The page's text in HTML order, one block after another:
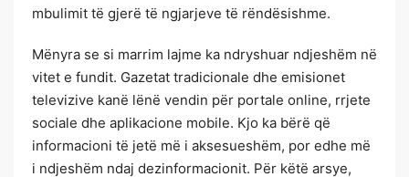
mbulimit të gjerë të ngjarjeve të rëndësishme.
Mënyra se si marrim lajme ka ndryshuar ndjeshëm në
vitet e fundit. Gazetat tradicionale dhe emisionet
televizive kanë lënë vendin për portale online, rrjete
sociale dhe aplikacione mobile. Kjo ka bërë që
informacioni të jetë më i aksesueshëm, por edhe më
i ndjeshëm ndaj dezinformacionit. Për këtë arsye,